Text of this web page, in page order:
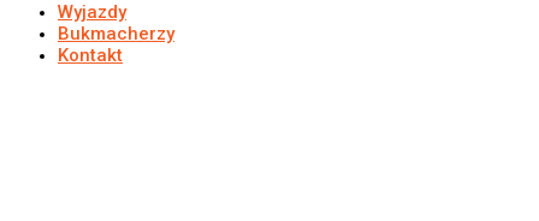
Wyjazdy
Bukmacherzy
Kontakt